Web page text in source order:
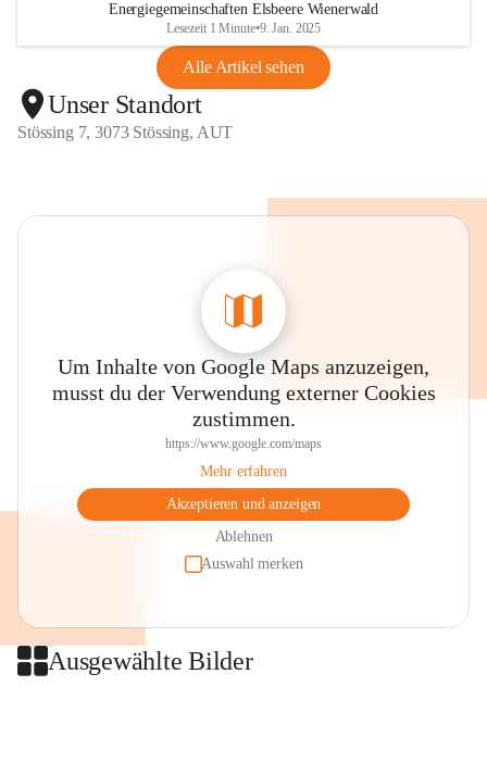
Energiegemeinschaften Elsbeere Wienerwald
Lesezeit 1 Minute•9. Jan. 2025
Alle Artikel sehen
Unser Standort
Stössing 7, 3073 Stössing, AUT
Um Inhalte von Google Maps anzuzeigen,
musst du der Verwendung externer Cookies
zustimmen.
https://www.google.com/maps
Mehr erfahren
Akzeptieren und anzeigen
Ablehnen
Auswahl merken
Ausgewählte Bilder